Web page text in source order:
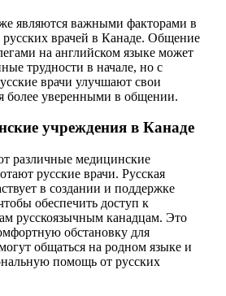
являются важными факторами в
русских врачей в Канаде. Общение
на английском языке может
трудности в начале, но с
врачи улучшают свои
более уверенными в общении.
учреждения в Канаде
различные медицинские
русские врачи. Русская
в создании и поддержке
обеспечить доступ к
русскоязычным канадцам. Это
обстановку для
общаться на родном языке и
помощь от русских